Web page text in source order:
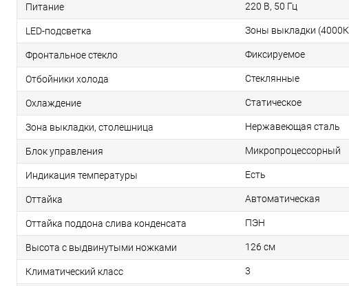
Питание 220 В, 50 Гц
LED-подсветка Зоны выкладки (4000К
Фронтальное стекло Фиксируемое
Отбойники холода Стеклянные
Охлаждение Статическое
Зона выкладки, столешница Нержавеющая сталь
Блок управления Микропроцессорный
Индикация температуры Есть
Оттайка Автоматическая
Оттайка поддона слива конденсата ПЭН
Высота с выдвинутыми ножками 126 см
Климатический класс 3